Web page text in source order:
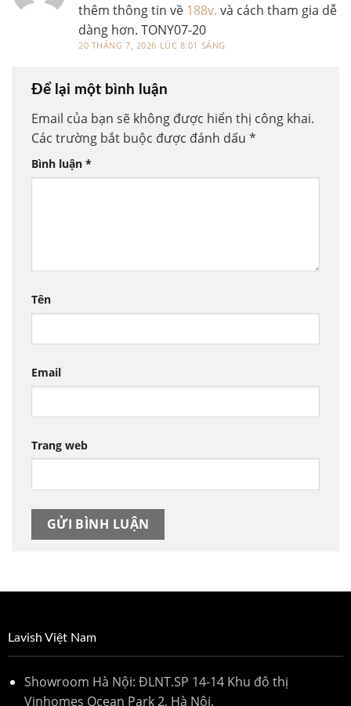
thêm thông tin về 188v. và cách tham gia dễ
dàng hơn. TONY07-20
20 THÁNG 7, 2026 LÚC 8:01 SÁNG
Để lại một bình luận
Email của bạn sẽ không được hiển thị công khai.
Các trường bắt buộc được đánh dấu *
Bình luận *
Tên
Email
Trang web
Lavish Việt Nam
Showroom Hà Nội: ĐLNT.SP 14-14 Khu đô thị
Vinhomes Ocean Park 2, Hà Nội.